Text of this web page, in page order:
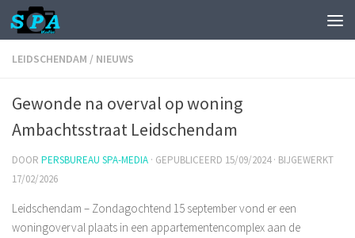
LEIDSCHENDAM / NIEUWS
Gewonde na overval op woning
Ambachtsstraat Leidschendam
DOOR PERSBUREAU SPA-MEDIA · GEPUBLICEERD 15/09/2024· BIJGEWERKT
17/02/2026
Leidschendam – Zondagochtend 15 september vond er een
woningoverval plaats in een appartementencomplex aan de